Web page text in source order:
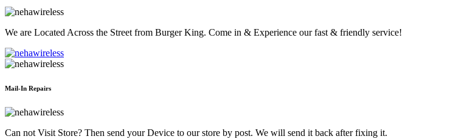
We are Located Across the Street from Burger King. Come in & Experience our fast & friendly service!
Mail-In Repairs
Can not Visit Store? Then send your Device to our store by post. We will send it back after fixing it.